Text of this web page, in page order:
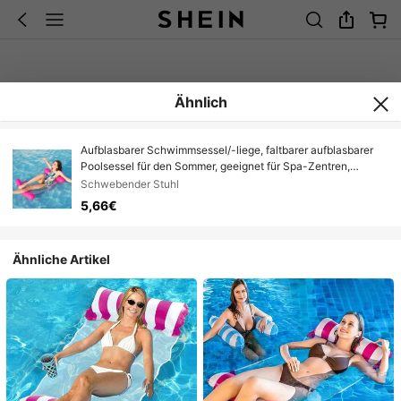
Ähnlich
Aufblasbarer Schwimmsessel/-liege, faltbarer aufblasbarer
Poolsessel für den Sommer, geeignet für Spa-Zentren,
Schwimmbäder, Strandpartys, Urlaub, multifunktionaler
Poolparty Sommer Outdoor Wasser Unterhaltung
Schwimmsessel, tragbare Schwimmsessel-Liege, ideal für
Schwebender Stuhl
5,66€
Ähnliche Artikel